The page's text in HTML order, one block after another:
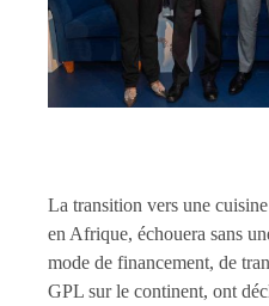
La transition vers une
en Afrique, échouera sans
mode de financement, de
GPL sur le continent, ont